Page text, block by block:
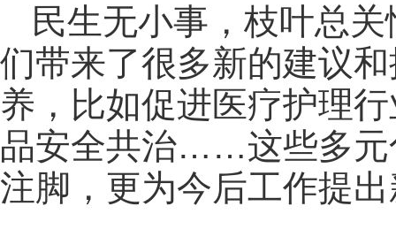
民生无小事，枝叶总
们带来了很多新的建议
养，比如促进医疗护理
品安全共治……这些多元
注脚，更为今后工作提